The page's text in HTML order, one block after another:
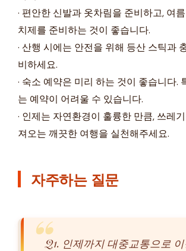
· 편안한 신발과 옷차림을 준비하고, 여
치제를 준비하는 것이 좋습니다.
· 산행 시에는 안전을 위해 등산 스틱과
비하세요.
· 숙소 예약은 미리 하는 것이 좋습니다.
는 예약이 어려울 수 있습니다.
· 인제는 자연환경이 훌륭한 만큼, 쓰레
져오는 깨끗한 여행을 실천해주세요.
자주하는 질문
Q1. 인제까지 대중교통으로